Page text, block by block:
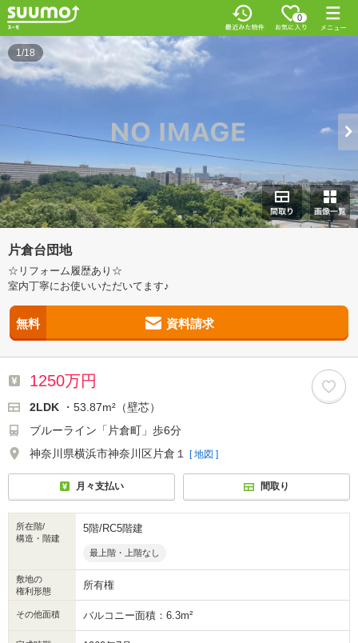
0
1/18
片倉台団地
☆リフォーム履歴あり☆
室内丁寧にお使いいただいてます♪
無料 資料請求
1250万円
2LDK
・53.87m²（壁芯）
ブルーライン「片倉町」歩6分
神奈川県横浜市神奈川区片倉１
[ 地図 ]
月々支払い 間取り
所在階/
構造・階建
5階/RC5階建
最上階・上階なし
敷地の
権利形態
所有権
その他面積 バルコニー面積：6.3m²